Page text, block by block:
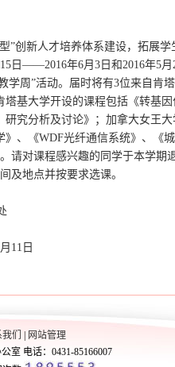
”创新人才培养体系建设，拓展
日——2016年6月3日和2016年5
学周”活动。届时将有3位来自肯
基大学开设的课程包括《转基
究分析及讨论》；加拿大女王
、《WDF光纤通信系统》、《
请对课程感兴趣的同学于本学
及地点并按要求选课。
们
网站管理
室 电话：0431-85166007